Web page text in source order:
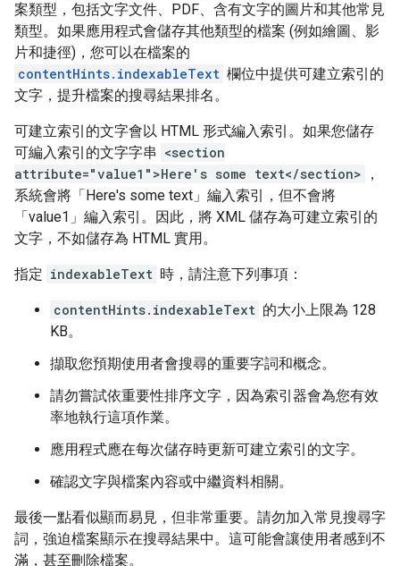
案類型，包括文字文件、PDF、含有文字的圖片和其他常見
類型。如果應用程式會儲存其他類型的檔案 (例如繪圖、影
片和捷徑)，您可以在檔案的
contentHints.indexableText 欄位中提供可建立索引的
文字，提升檔案的搜尋結果排名。
可建立索引的文字會以 HTML 形式編入索引。如果您儲存
可編入索引的文字字串 <section
attribute="value1">Here's some text</section>
，
系統會將「Here's some text」編入索引，但不會將
「value1」編入索引。因此，將 XML 儲存為可建立索引的
文字，不如儲存為 HTML 實用。
指定 indexableText 時，請注意下列事項：
contentHints.indexableText 的大小上限為 128
KB。
擷取您預期使用者會搜尋的重要字詞和概念。
請勿嘗試依重要性排序文字，因為索引器會為您有效
率地執行這項作業。
應用程式應在每次儲存時更新可建立索引的文字。
確認文字與檔案內容或中繼資料相關。
最後一點看似顯而易見，但非常重要。請勿加入常見搜尋字
詞，強迫檔案顯示在搜尋結果中。這可能會讓使用者感到不
滿，甚至刪除檔案。